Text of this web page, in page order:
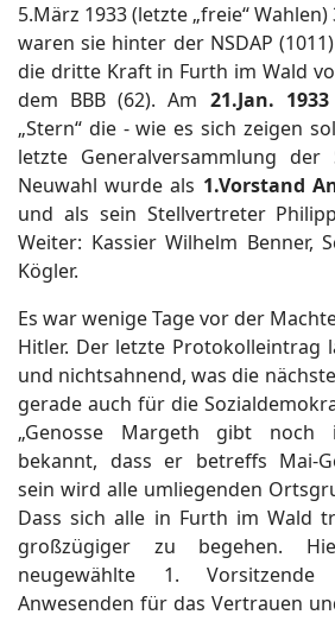
5.März 1933 (letzte „freie“
waren sie hinter der NSDAP
die dritte Kraft in Furth im Wald
dem BBB (62). Am 21.Jan. 1933
„Stern“ die - wie es sich zeigen
letzte Generalversammlung
Neuwahl wurde als 1.Vorstand
und als sein Stellvertreter
Weiter: Kassier Wilhelm Benner,
Kögler.
Es war wenige Tage vor der
Hitler. Der letzte Protokolleintrag
und nichtsahnend, was die
gerade auch für die
„Genosse Margeth gibt noch
bekannt, dass er betreffs Mai-
sein wird alle umliegenden
Dass sich alle in Furth im Wald
großzügiger zu begehen.
neugewählte 1. Vorsitzende
Anwesenden für das Vertrauen